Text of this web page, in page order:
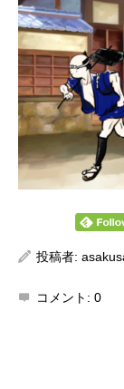
投稿者:
コメント: 0